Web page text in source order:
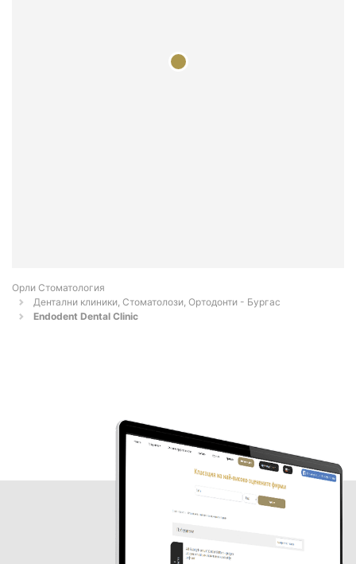
Орли Стоматология
Дентални клиники, Стоматолози, Ортодонти - Бургас
Endodent Dental Clinic